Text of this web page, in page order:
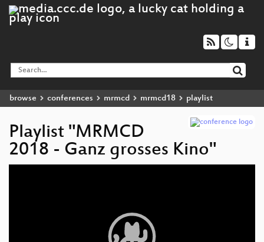
browse conferences mrmcd mrmcd18 playlist
Playlist "MRMCD
2018 - Ganz grosses Kino"